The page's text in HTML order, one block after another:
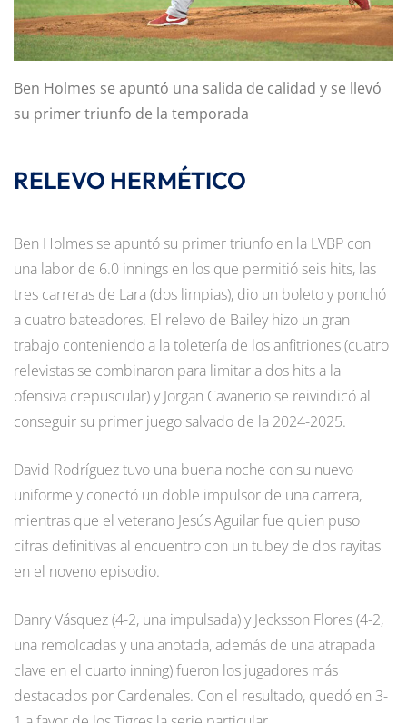
Ben Holmes se apuntó una salida de calidad y se llevó
su primer triunfo de la temporada
RELEVO HERMÉTICO
Ben Holmes se apuntó su primer triunfo en la LVBP con
una labor de 6.0 innings en los que permitió seis hits, las
tres carreras de Lara (dos limpias), dio un boleto y ponchó
a cuatro bateadores. El relevo de Bailey hizo un gran
trabajo conteniendo a la toletería de los anfitriones (cuatro
relevistas se combinaron para limitar a dos hits a la
ofensiva crepuscular) y Jorgan Cavanerio se reivindicó al
conseguir su primer juego salvado de la 2024-2025.
David Rodríguez tuvo una buena noche con su nuevo
uniforme y conectó un doble impulsor de una carrera,
mientras que el veterano Jesús Aguilar fue quien puso
cifras definitivas al encuentro con un tubey de dos rayitas
en el noveno episodio.
Danry Vásquez (4-2, una impulsada) y Jecksson Flores (4-2,
una remolcadas y una anotada, además de una atrapada
clave en el cuarto inning) fueron los jugadores más
destacados por Cardenales. Con el resultado, quedó en 3-